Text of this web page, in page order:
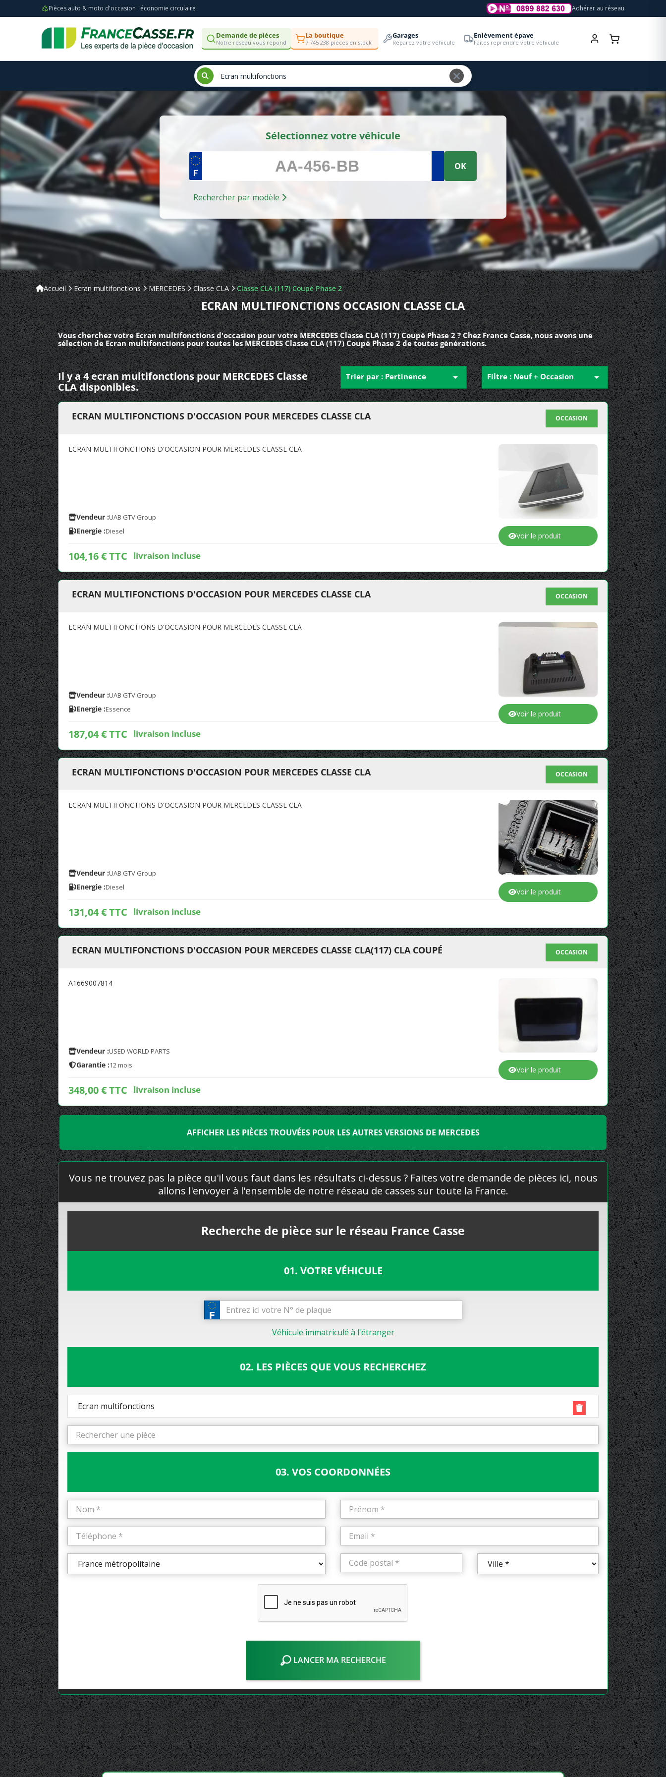
Pièces auto & moto d'occasion · économie circulaire Adhérer au réseau
Demande de pièces
Notre réseau vous répond
La boutique
7 745 238 pièces en stock
Garages
Réparez votre véhicule
Enlèvement épave
Faites reprendre votre véhicule
Sélectionnez votre véhicule
OK
Rechercher par modèle
Accueil Ecran multifonctions MERCEDES Classe CLA Classe CLA (117) Coupé Phase 2
ECRAN MULTIFONCTIONS OCCASION CLASSE CLA
Vous cherchez votre Ecran multifonctions d'occasion pour votre MERCEDES Classe CLA (117) Coupé Phase 2 ? Chez France Casse, nous avons une
sélection de Ecran multifonctions pour toutes les MERCEDES Classe CLA (117) Coupé Phase 2 de toutes générations.
Il y a 4 ecran multifonctions pour MERCEDES Classe
CLA disponibles.
Trier par : Pertinence  Filtre : Neuf + Occasion 
ECRAN MULTIFONCTIONS D'OCCASION POUR MERCEDES CLASSE CLA OCCASION
ECRAN MULTIFONCTIONS D'OCCASION POUR MERCEDES CLASSE CLA
Vendeur :UAB GTV Group
Energie :Diesel
104,16 € TTC livraison incluse
Voir le produit
ECRAN MULTIFONCTIONS D'OCCASION POUR MERCEDES CLASSE CLA OCCASION
ECRAN MULTIFONCTIONS D'OCCASION POUR MERCEDES CLASSE CLA
Vendeur :UAB GTV Group
Energie :Essence
187,04 € TTC livraison incluse
Voir le produit
ECRAN MULTIFONCTIONS D'OCCASION POUR MERCEDES CLASSE CLA OCCASION
ECRAN MULTIFONCTIONS D'OCCASION POUR MERCEDES CLASSE CLA
Vendeur :UAB GTV Group
Energie :Diesel
131,04 € TTC livraison incluse
Voir le produit
ECRAN MULTIFONCTIONS D'OCCASION POUR MERCEDES CLASSE CLA(117) CLA COUPÉ OCCASION
A1669007814
Vendeur :USED WORLD PARTS
Garantie :12 mois
348,00 € TTC livraison incluse
Voir le produit
AFFICHER LES PIÈCES TROUVÉES POUR LES AUTRES VERSIONS DE MERCEDES
Vous ne trouvez pas la pièce qu'il vous faut dans les résultats ci-dessus ? Faites votre demande de pièces ici, nous
allons l'envoyer à l'ensemble de notre réseau de casses sur toute la France.
Recherche de pièce sur le réseau France Casse
01. VOTRE VÉHICULE
Véhicule immatriculé à l'étranger
02. LES PIÈCES QUE VOUS RECHERCHEZ
Ecran multifonctions
03. VOS COORDONNÉES
LANCER MA RECHERCHE